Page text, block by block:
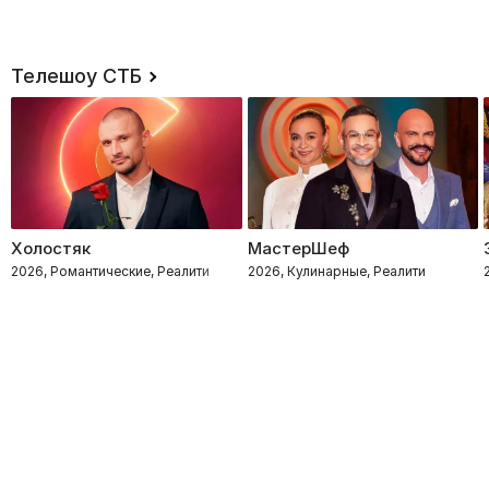
Телешоу СТБ
Холостяк
2026, Романтические, Реалити
МастерШеф
2026, Кулинарные, Реалити